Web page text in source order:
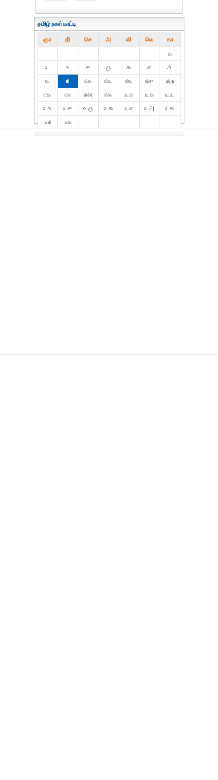
தமிழ் நாள்காட்டி
ஞா தி் செ அ வி வெ கா
௧
௨
௩ ௪ ௫ ௬ ௭
௮
௯
௰ ௰௧ ௰௨ ௰௩ ௰௪
௰௫
௰௬
௰௭ ௰௮ ௰௯ ௨௰ ௨௧
௨௨
௨௩
௨௪ ௨௫ ௨௬ ௨௭ ௨௮
௨௯
௩௰
௩௧